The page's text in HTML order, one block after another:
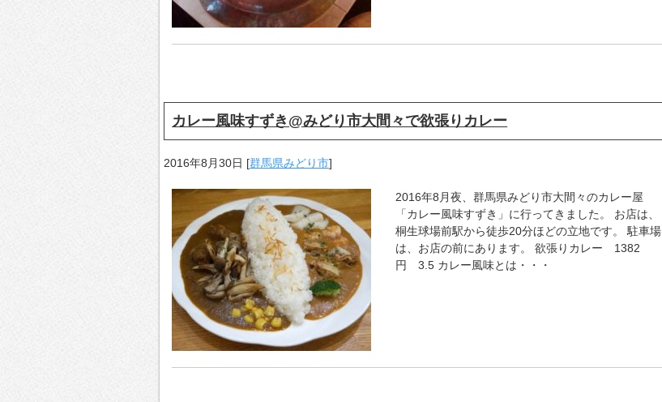
カレー風味すずき@みどり市大間々で欲張りカレー
2016年8月30日 [群馬県みどり市]
2016年8月夜、群馬県みどり市大間々のカレー屋
「カレー風味すずき」に行ってきました。 お店は、
桐生球場前駅から徒歩20分ほどの立地です。 駐車場
は、お店の前にあります。 欲張りカレー 1382
円 3.5 カレー風味とは・・・